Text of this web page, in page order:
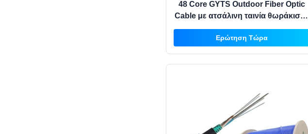
48 Core GYTS Outdoor Fiber Optic
Cable με ατσάλινη ταινία θωράκισης
και Single Mode G652D για
Backbones Υψηλής Πυκνότητας
Ερώτηση Τώρα